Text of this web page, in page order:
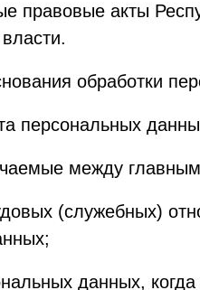
правовые акты
обработки
персональных
между
(служебных)
данных,